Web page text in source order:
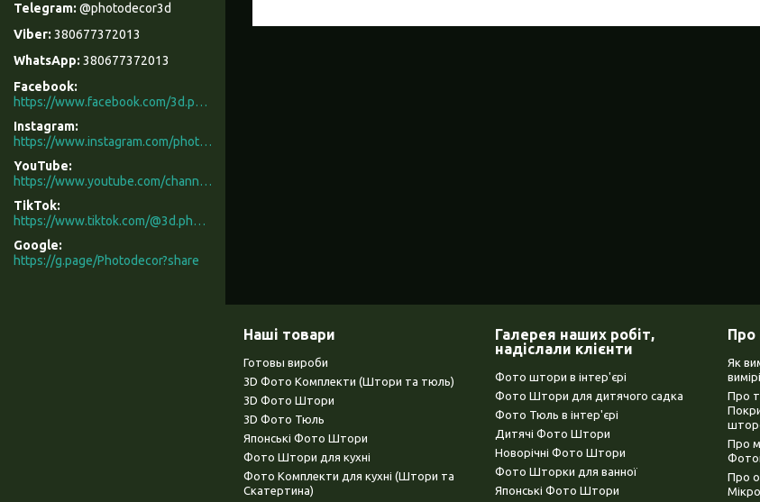
@photodecor3d
380677372013
380677372013
Facebook
https://www.facebook.com/3d.photodecor/
Instagram
https://www.instagram.com/photodecor.com.ua/
YouTube
https://www.youtube.com/channel/UCXCUerfqRY1Pw7-IptdbqyA/videos
TikTok
https://www.tiktok.com/@3d.photodecor?is_from_webapp=1&sender_device=pc
Google
https://g.page/Photodecor?share
Наші товари
Готовы вироби
3D Фото Комплекти (Штори та тюль)
3D Фото Штори
3D Фото Тюль
Японські Фото Штори
Фото Штори для кухні
Фото Комплекти для кухні (Штори та
Скатертина)
Галерея наших робіт,
надіслали клієнти
Фото штори в інтер'єрі
Фото Штори для дитячого садка
Фото Тюль в інтер'єрі
Дитячі Фото Штори
Новорічні Фото Штори
Фото Шторки для ванної
Японські Фото Штори
Про
Як
Про
Про
Про